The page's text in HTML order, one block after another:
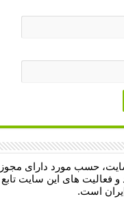
حسب مورد دارای
فعالیت های این سایت
است.